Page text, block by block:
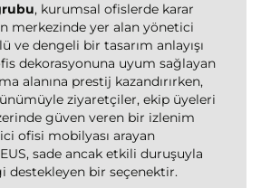
, kurumsal ofislerde karar
merkezinde yer alan yönetici
ve dengeli bir tasarım anlayışı
dekorasyonuna uyum sağlayan
alanına prestij kazandırırken,
ziyaretçiler, ekip üyeleri
güven veren bir izlenim
ofisi mobilyası arayan
sade ancak etkili duruşuyla
destekleyen bir seçenektir.